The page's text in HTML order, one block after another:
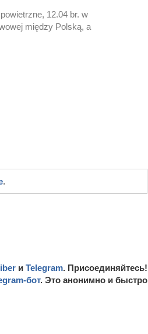
12.04 br. w
między Polską, a
.
и Telegram. Присоединяйтесь!
бот. Это анонимно и быстро